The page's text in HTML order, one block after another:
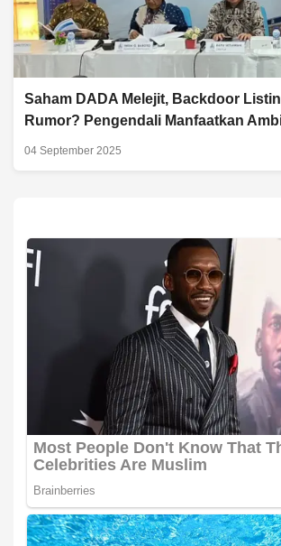
Saham DADA Melejit, Backdoor
Rumor? Pengendali Manfaatkan
04 September 2025